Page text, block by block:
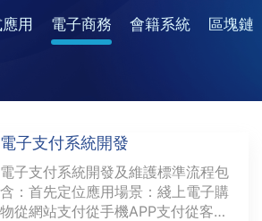
用 電子商務 會籍系統 區塊鏈
電子支付系統開發
電子支付系統開發及維護標準流程包
含：首先定位應用場景：綫上電子購
物從網站支付從手機APP支付從客戶